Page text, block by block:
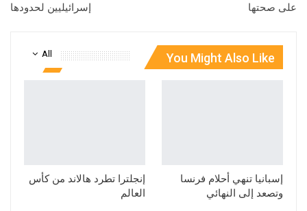
على صحتها
إسرائيليين لحدودها
All You Might Also Like
إسبانيا تنهي أحلام فرنسا
وتصعد إلى النهائي
إنجلترا تطرد هالاند من كأس
العالم